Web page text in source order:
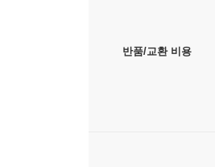
반품/교환 비용